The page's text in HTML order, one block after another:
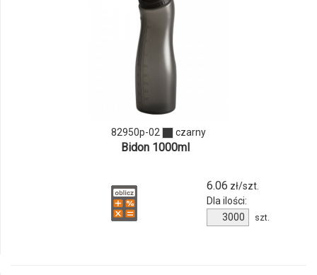
i
ilości
produktu
82950p-
02
82950p-02 czarny
Bidon 1000ml
6.06 zł/szt.
Dla ilości:
Ilość
produktu
szt.